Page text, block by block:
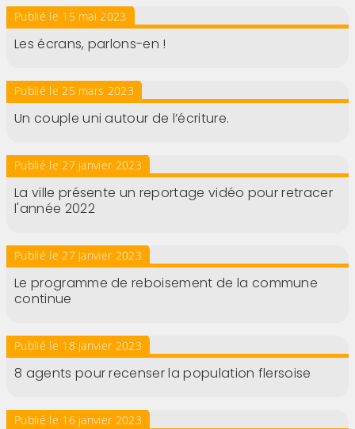
Publié le 15 mai 2023
Les écrans, parlons-en !
Publié le 25 mars 2023
Un couple uni autour de l’écriture.
Publié le 27 janvier 2023
La ville présente un reportage vidéo pour retracer
l'année 2022
Publié le 27 janvier 2023
Le programme de reboisement de la commune
continue
Publié le 18 janvier 2023
8 agents pour recenser la population flersoise
Publié le 16 janvier 2023